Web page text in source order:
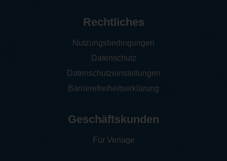
Rechtliches
Nutzungsbedingungen
Datenschutz
Datenschutzeinstellungen
Barrierefreiheitserklärung
Geschäftskunden
Für Verlage